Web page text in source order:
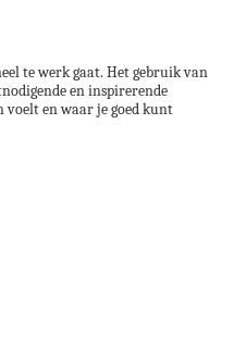
te werk gaat. Het gebruik van
en inspirerende
voelt en waar je goed kunt